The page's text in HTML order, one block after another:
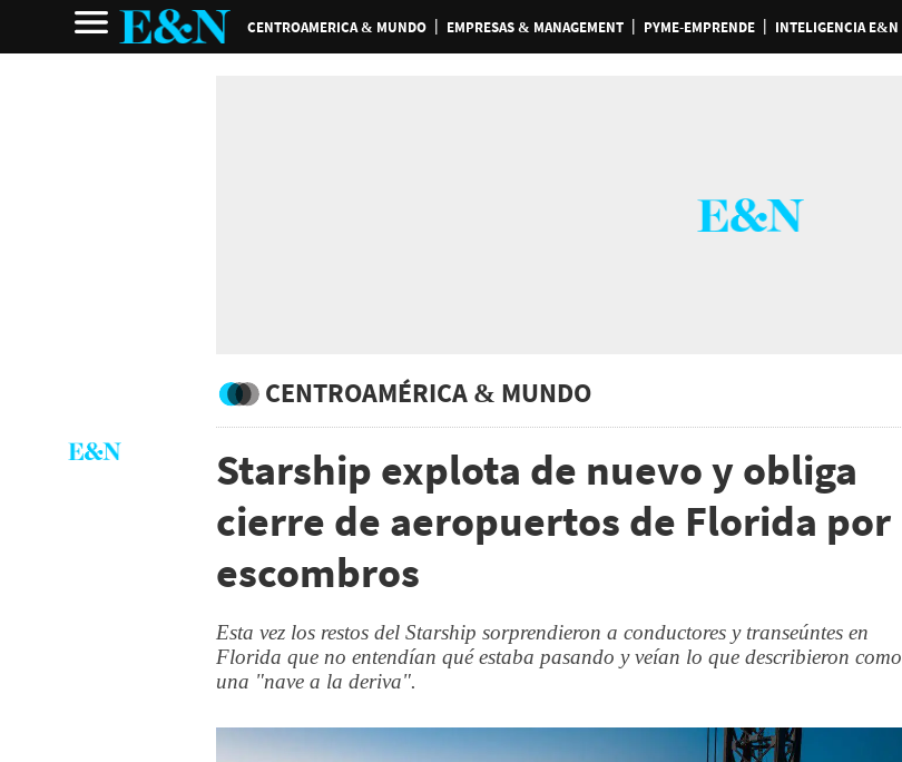
CENTROAMERICA & MUNDO EMPRESAS & MANAGEMENT PYME-EMPRENDE INTELIGENCIA E&N
CENTROAMÉRICA & MUNDO
Starship explota de nuevo y obliga
cierre de aeropuertos de Florida por
escombros
Esta vez los restos del Starship sorprendieron a conductores y transeúntes en
Florida que no entendían qué estaba pasando y veían lo que describieron como
una "nave a la deriva".